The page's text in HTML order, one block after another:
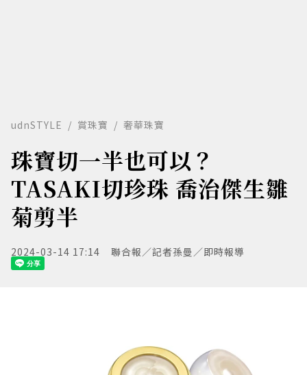
udnSTYLE 賞珠寶 奢華珠寶
珠寶切一半也可以？
TASAKI切珍珠 喬治傑生雛
菊剪半
2024-03-14 17:14 聯合報／記者孫曼／即時報導